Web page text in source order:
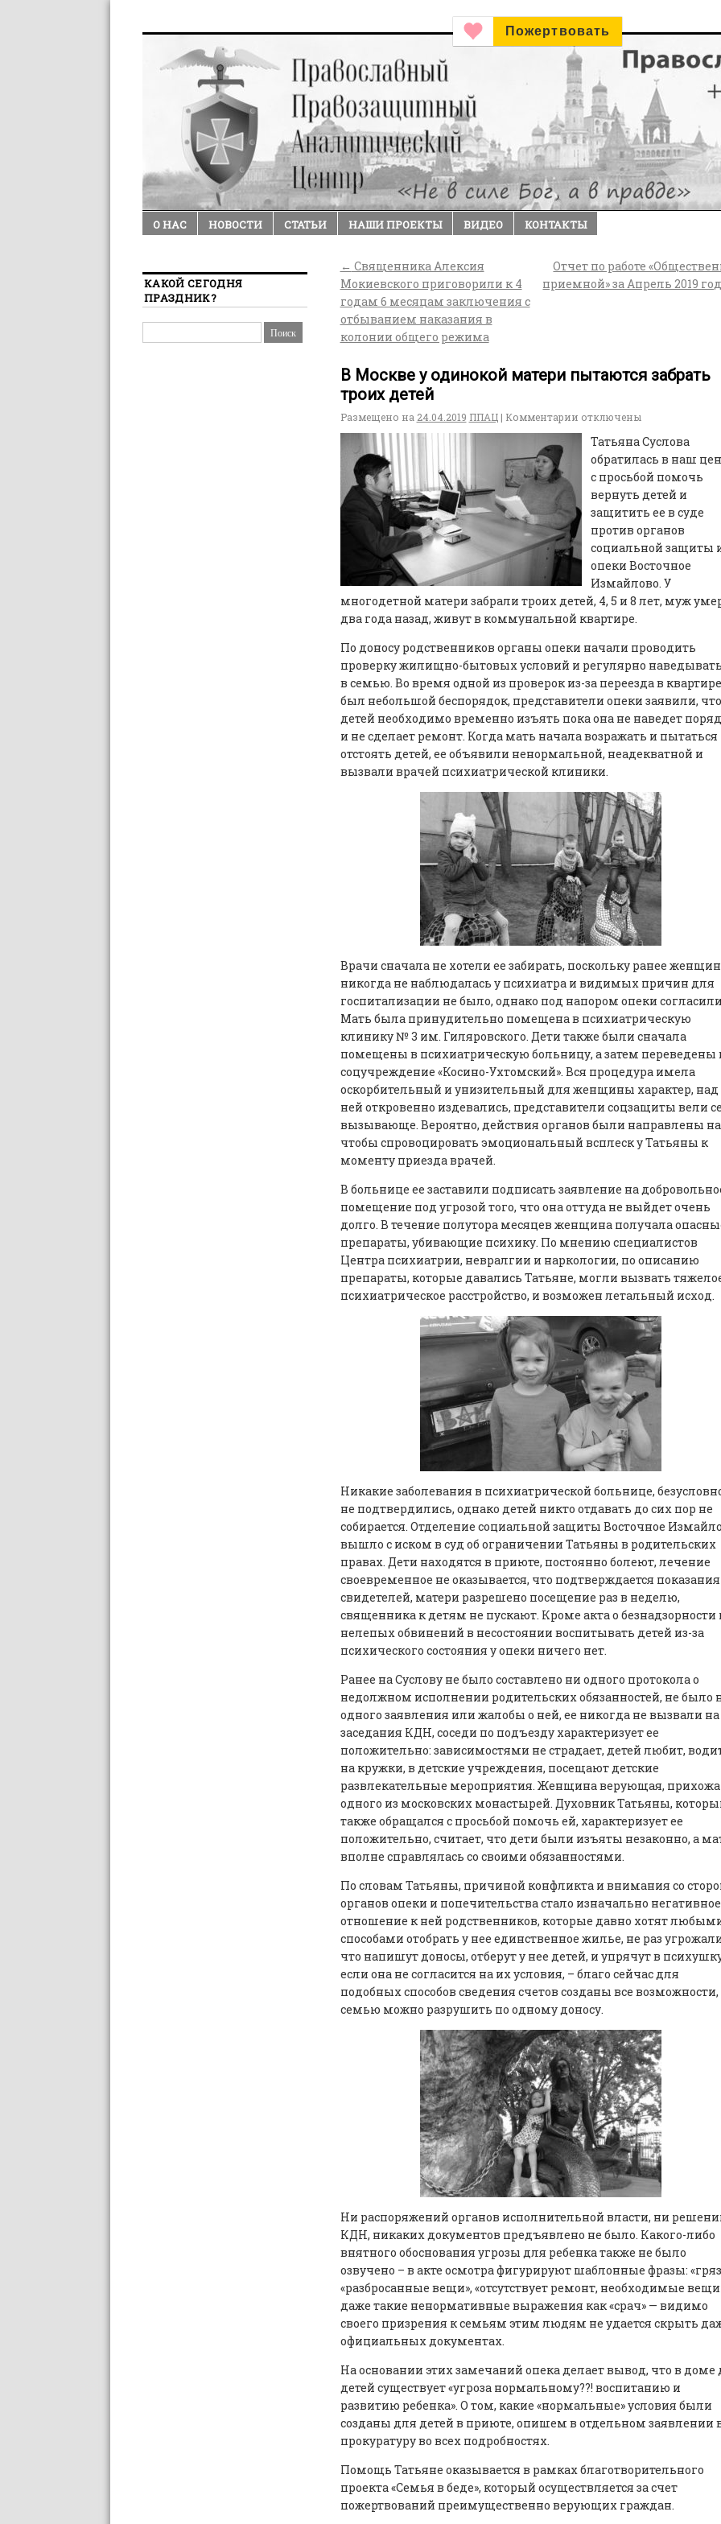
Пожертвовать
О НАС НОВОСТИ СТАТЬИ НАШИ ПРОЕКТЫ ВИДЕО КОНТАКТЫ
← Священника Алексия
Мокиевского приговорили к 4
годам 6 месяцам заключения с
отбыванием наказания в
колонии общего режима
Отчет по работе
приемной» за Апрель 2019
В Москве у одинокой матери пытаются забрать
троих детей
Размещено на 24.04.2019 ППАЦ | Комментарии отключены
Татьяна Суслова
обратилась в наш
с просьбой помочь
вернуть детей и
защитить ее в суде
против органов
социальной защиты
опеки Восточное
Измайлово. У
многодетной матери забрали троих детей, 4, 5 и 8 лет, муж
два года назад, живут в коммунальной квартире.
По доносу родственников органы опеки начали проводить
проверку жилищно-бытовых условий и регулярно
в семью. Во время одной из проверок из-за переезда в квартире
был небольшой беспорядок, представители опеки заявили, что
детей необходимо временно изъять пока она не наведет
и не сделает ремонт. Когда мать начала возражать и пытаться
отстоять детей, ее объявили ненормальной, неадекватной и
вызвали врачей психиатрической клиники.
Врачи сначала не хотели ее забирать, поскольку ранее
никогда не наблюдалась у психиатра и видимых причин для
госпитализации не было, однако под напором опеки
Мать была принудительно помещена в психиатрическую
клинику № 3 им. Гиляровского. Дети также были сначала
помещены в психиатрическую больницу, а затем переведены
соцучреждение «Косино-Ухтомский». Вся процедура имела
оскорбительный и унизительный для женщины характер, над
ней откровенно издевались, представители соцзащиты вели
вызывающе. Вероятно, действия органов были направлены на
чтобы спровоцировать эмоциональный всплеск у Татьяны к
моменту приезда врачей.
В больнице ее заставили подписать заявление на
помещение под угрозой того, что она оттуда не выйдет очень
долго. В течение полутора месяцев женщина получала
препараты, убивающие психику. По мнению специалистов
Центра психиатрии, невралгии и наркологии, по описанию
препараты, которые давались Татьяне, могли вызвать
психиатрическое расстройство, и возможен летальный исход.
Никакие заболевания в психиатрической больнице,
не подтвердились, однако детей никто отдавать до сих пор не
собирается. Отделение социальной защиты Восточное
вышло с иском в суд об ограничении Татьяны в родительских
правах. Дети находятся в приюте, постоянно болеют, лечение
своевременное не оказывается, что подтверждается
свидетелей, матери разрешено посещение раз в неделю,
священника к детям не пускают. Кроме акта о безнадзорности
нелепых обвинений в несостоянии воспитывать детей из-за
психического состояния у опеки ничего нет.
Ранее на Суслову не было составлено ни одного протокола о
недолжном исполнении родительских обязанностей, не было
одного заявления или жалобы о ней, ее никогда не вызвали на
заседания КДН, соседи по подъезду характеризует ее
положительно: зависимостями не страдает, детей любит,
на кружки, в детские учреждения, посещают детские
развлекательные мероприятия. Женщина верующая,
одного из московских монастырей. Духовник Татьяны,
также обращался с просьбой помочь ей, характеризует ее
положительно, считает, что дети были изъяты незаконно, а
вполне справлялась со своими обязанностями.
По словам Татьяны, причиной конфликта и внимания со
органов опеки и попечительства стало изначально негативное
отношение к ней родственников, которые давно хотят
способами отобрать у нее единственное жилье, не раз
что напишут доносы, отберут у нее детей, и упрячут в
если она не согласится на их условия, – благо сейчас для
подобных способов сведения счетов созданы все возможности,
семью можно разрушить по одному доносу.
Ни распоряжений органов исполнительной власти, ни
КДН, никаких документов предъявлено не было. Какого-либо
внятного обоснования угрозы для ребенка также не было
озвучено – в акте осмотра фигурируют шаблонные фразы:
«разбросанные вещи», «отсутствует ремонт, необходимые
даже такие ненормативные выражения как «срач» — видимо
своего призрения к семьям этим людям не удается скрыть
официальных документах.
На основании этих замечаний опека делает вывод, что в доме
детей существует «угроза нормальному??! воспитанию и
развитию ребенка». О том, какие «нормальные» условия были
созданы для детей в приюте, опишем в отдельном заявлении
прокуратуру во всех подробностях.
Помощь Татьяне оказывается в рамках благотворительного
проекта «Семья в беде», который осуществляется за счет
пожертвований преимущественно верующих граждан.
КАКОЙ СЕГОДНЯ
ПРАЗДНИК?